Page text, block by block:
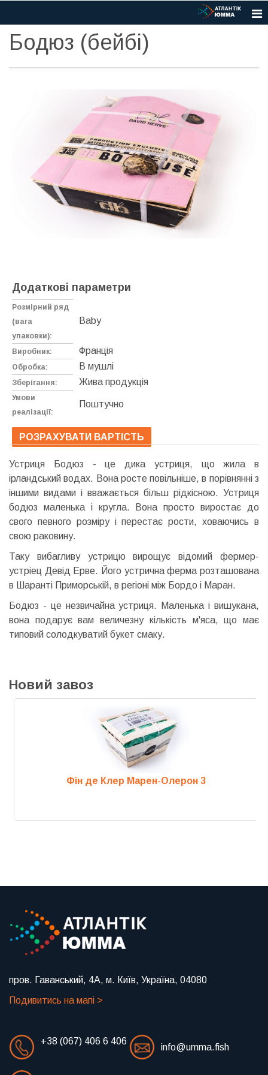
Бодюз (бейбі)
Додаткові параметри
Розмірний ряд
(вага
упаковки):
Baby
Виробник: Франція
Обробка: В мушлі
Зберігання: Жива продукція
Умови
реалізації:
Поштучно
РОЗРАХУВАТИ ВАРТІСТЬ
Устриця Бодюз - це дика устриця, що жила в
ірландський водах. Вона росте повільніше, в порівнянні з
іншими видами і вважається більш рідкісною. Устриця
бодюз маленька і кругла. Вона просто виростає до
свого певного розміру і перестає рости, ховаючись в
свою раковину.
Таку вибагливу устрицю вирощує відомий фермер-
устріец Девід Ерве. Його устрична ферма розташована
в Шаранті Приморській, в регіоні між Бордо і Маран.
Бодюз - це незвичайна устриця. Маленька і вишукана,
вона подарує вам величезну кількість м'яса, що має
типовий солодкуватий букет смаку.
Новий завоз
Фін де Клер Марен-Олерон 3
пров. Гаванський, 4А, м. Київ, Україна, 04080
Подивитись на мапі >
+38 (067) 406 6 406
info@umma.fish